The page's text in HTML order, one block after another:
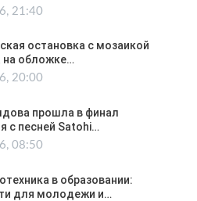
21:40
остановка с мозаикой
на обложке…
20:00
прошла в финал
с песней Satohi…
08:50
в образовании:
для молодежи и…